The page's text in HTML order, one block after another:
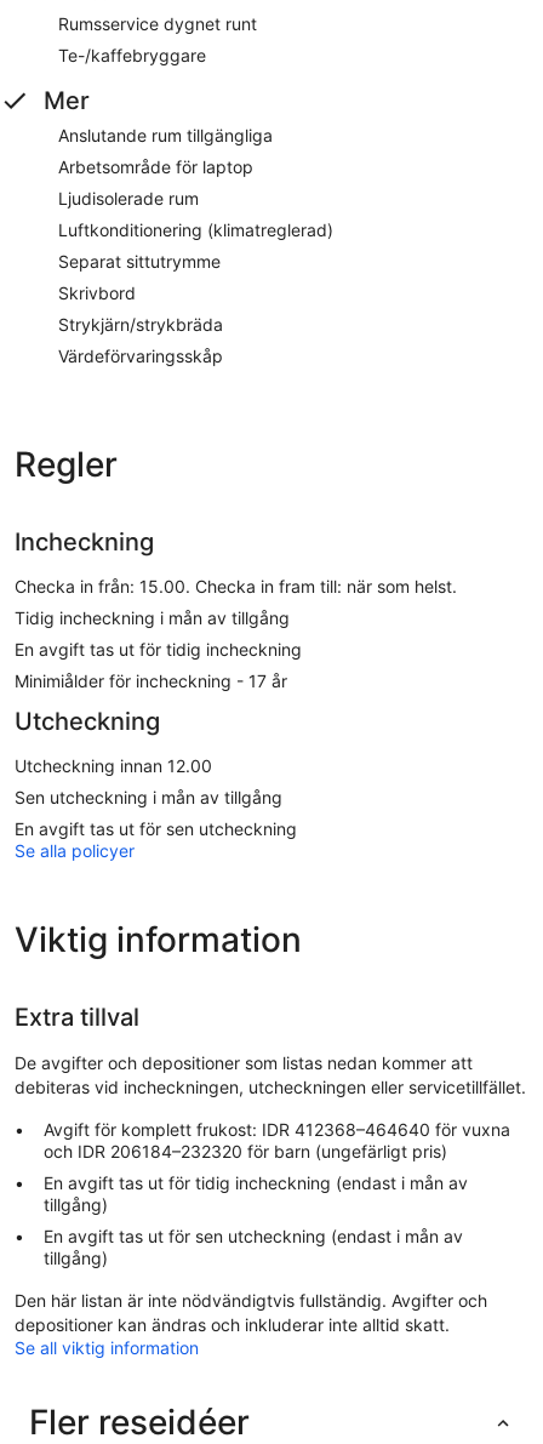
Rumsservice dygnet runt
Te-/kaffebryggare
Mer
Anslutande rum tillgängliga
Arbetsområde för laptop
Ljudisolerade rum
Luftkonditionering (klimatreglerad)
Separat sittutrymme
Skrivbord
Strykjärn/strykbräda
Värdeförvaringsskåp
Regler
Incheckning
Checka in från: 15.00. Checka in fram till: när som helst.
Tidig incheckning i mån av tillgång
En avgift tas ut för tidig incheckning
Minimiålder för incheckning - 17 år
Utcheckning
Utcheckning innan 12.00
Sen utcheckning i mån av tillgång
En avgift tas ut för sen utcheckning
Se alla policyer
Viktig information
Extra tillval
De avgifter och depositioner som listas nedan kommer att
debiteras vid incheckningen, utcheckningen eller servicetillfället.
Avgift för komplett frukost: IDR 412368–464640 för vuxna
och IDR 206184–232320 för barn (ungefärligt pris)
En avgift tas ut för tidig incheckning (endast i mån av
tillgång)
En avgift tas ut för sen utcheckning (endast i mån av
tillgång)
Den här listan är inte nödvändigtvis fullständig. Avgifter och
depositioner kan ändras och inkluderar inte alltid skatt.
Se all viktig information
Fler reseidéer